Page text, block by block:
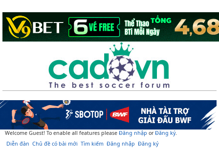
Welcome Guest! To enable all features please Đăng nhập orĐăng ký.
Diễn đàn Chủ đề có bài mới Tìm kiếm Đăng nhập Đăng ký